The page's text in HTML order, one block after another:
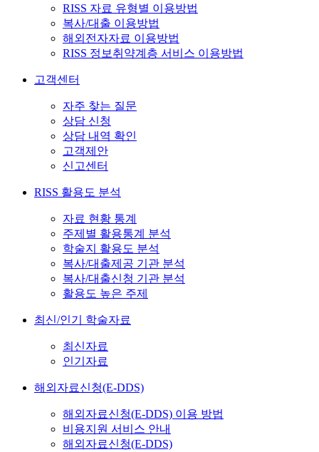
RISS 자료 유형별 이용방법
복사/대출 이용방법
해외전자자료 이용방법
RISS 정보취약계층 서비스 이용방법
고객센터
자주 찾는 질문
상담 신청
상담 내역 확인
고객제안
신고센터
RISS 활용도 분석
자료 현황 통계
주제별 활용통계 분석
학술지 활용도 분석
복사/대출제공 기관 분석
복사/대출신청 기관 분석
활용도 높은 주제
최신/인기 학술자료
최신자료
인기자료
해외자료신청(E-DDS)
해외자료신청(E-DDS) 이용 방법
비용지원 서비스 안내
해외자료신청(E-DDS)